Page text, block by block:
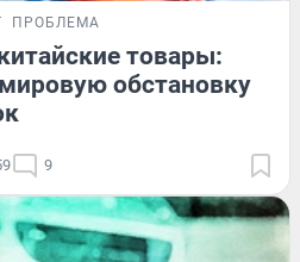
ПРОБЛЕМА
товары:
обстановку
9